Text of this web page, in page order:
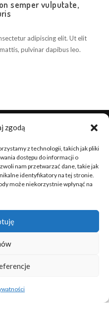
zgodą
z technologii, takich jak pliki
dostępu do informacji o
nam przetwarzać dane, takie jak
identyfikatory na tej stronie.
może niekorzystnie wpłynąć na
semper vulputate,
adipiscing elit. Ut elit
pulvinar dapibus leo.
gwarancja kompleksowej
wsparcia.